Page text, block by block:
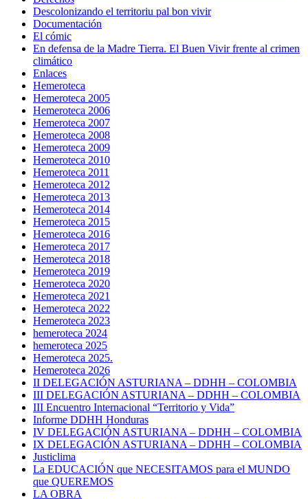
Descolonizando el territoriu pal bon vivir
Documentación
El cómic
En defensa de la Madre Tierra. El Buen Vivir frente al crimen
climático
Enlaces
Hemeroteca
Hemeroteca 2005
Hemeroteca 2006
Hemeroteca 2007
Hemeroteca 2008
Hemeroteca 2009
Hemeroteca 2010
Hemeroteca 2011
Hemeroteca 2012
Hemeroteca 2013
Hemeroteca 2014
Hemeroteca 2015
Hemeroteca 2016
Hemeroteca 2017
Hemeroteca 2018
Hemeroteca 2019
Hemeroteca 2020
Hemeroteca 2021
Hemeroteca 2022
Hemeroteca 2023
hemeroteca 2024
hemeroteca 2025
Hemeroteca 2025.
Hemeroteca 2026
II DELEGACIÓN ASTURIANA – DDHH – COLOMBIA
III DELEGACIÓN ASTURIANA – DDHH – COLOMBIA
III Encuentro Internacional “Territorio y Vida”
Informe DDHH Honduras
IV DELEGACIÓN ASTURIANA – DDHH – COLOMBIA
IX DELEGACIÓN ASTURIANA – DDHH – COLOMBIA
Justiclima
La EDUCACIÓN que NECESITAMOS para el MUNDO
que QUEREMOS
LA OBRA